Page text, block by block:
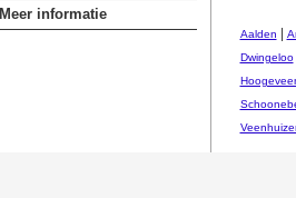
Meer informatie
Aalden
Dwingeloo